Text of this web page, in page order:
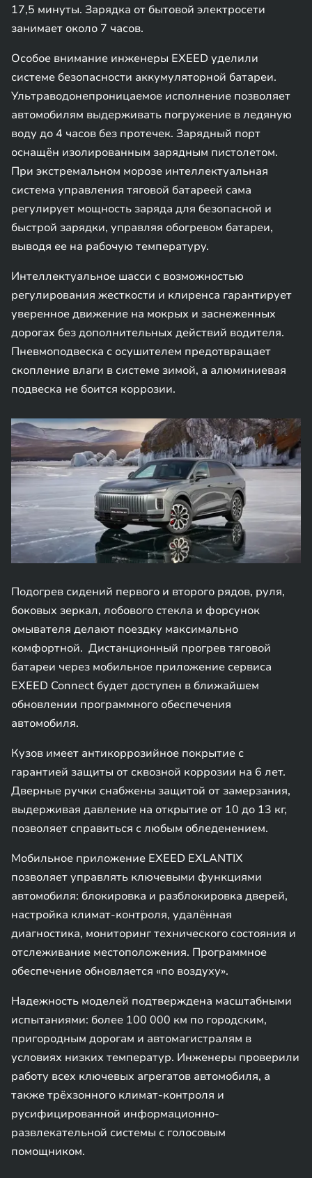
17,5 минуты. Зарядка от бытовой электросети
занимает около 7 часов.
Особое внимание инженеры EXEED уделили
системе безопасности аккумуляторной батареи.
Ультраводонепроницаемое исполнение позволяет
автомобилям выдерживать погружение в ледяную
воду до 4 часов без протечек. Зарядный порт
оснащён изолированным зарядным пистолетом.
При экстремальном морозе интеллектуальная
система управления тяговой батареей сама
регулирует мощность заряда для безопасной и
быстрой зарядки, управляя обогревом батареи,
выводя ее на рабочую температуру.
Интеллектуальное шасси с возможностью
регулирования жесткости и клиренса гарантирует
уверенное движение на мокрых и заснеженных
дорогах без дополнительных действий водителя.
Пневмоподвеска с осушителем предотвращает
скопление влаги в системе зимой, а алюминиевая
подвеска не боится коррозии.
Подогрев сидений первого и второго рядов, руля,
боковых зеркал, лобового стекла и форсунок
омывателя делают поездку максимально
комфортной. Дистанционный прогрев тяговой
батареи через мобильное приложение сервиса
EXEED Connect будет доступен в ближайшем
обновлении программного обеспечения
автомобиля.
Кузов имеет антикоррозийное покрытие с
гарантией защиты от сквозной коррозии на 6 лет.
Дверные ручки снабжены защитой от замерзания,
выдерживая давление на открытие от 10 до 13 кг,
позволяет справиться с любым обледенением.
Мобильное приложение EXEED EXLANTIX
позволяет управлять ключевыми функциями
автомобиля: блокировка и разблокировка дверей,
настройка климат-контроля, удалённая
диагностика, мониторинг технического состояния и
отслеживание местоположения. Программное
обеспечение обновляется «по воздуху».
Надежность моделей подтверждена масштабными
испытаниями: более 100 000 км по городским,
пригородным дорогам и автомагистралям в
условиях низких температур. Инженеры проверили
работу всех ключевых агрегатов автомобиля, а
также трёхзонного климат-контроля и
русифицированной информационно-
развлекательной системы с голосовым
помощником.